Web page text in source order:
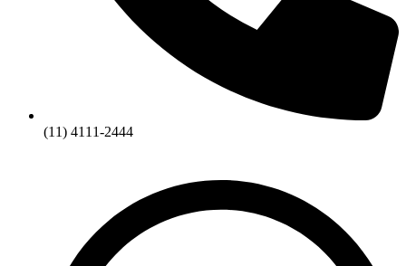
(11) 4111-2444